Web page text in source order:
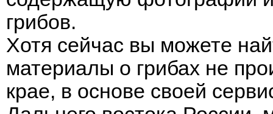
грибов.
Хотя сейчас вы можете
материалы о грибах не
крае, в основе своей